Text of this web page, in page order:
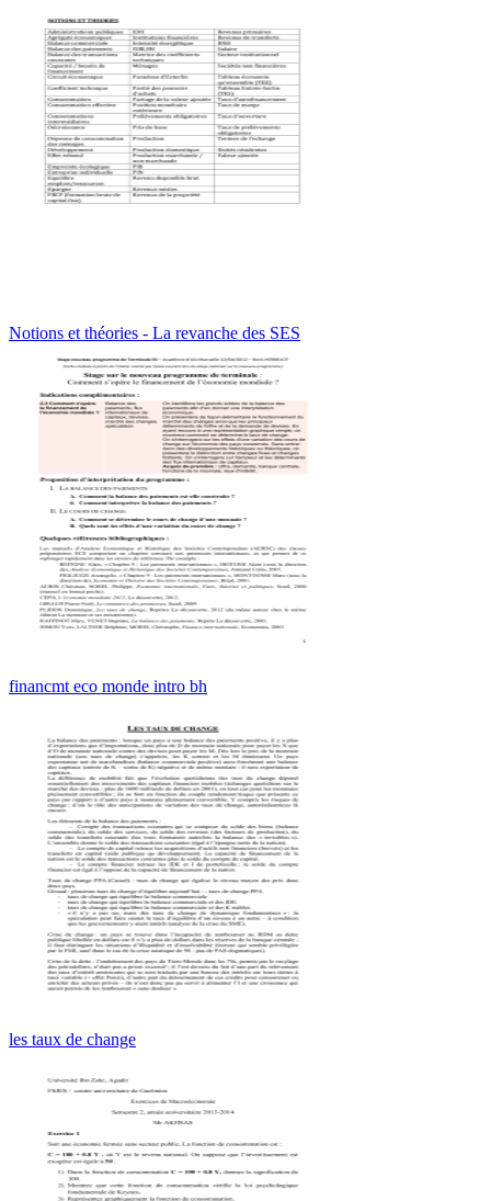
Notions et théories - La revanche des SES
financmt eco monde intro bh
les taux de change